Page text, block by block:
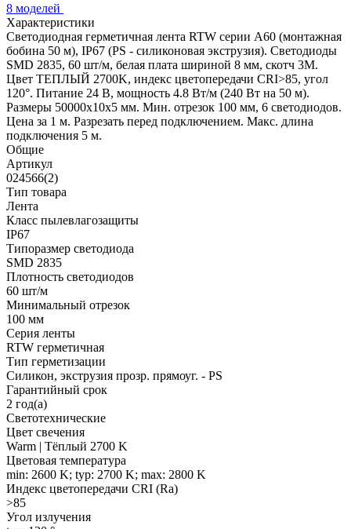
8 моделей
Характеристики
Светодиодная герметичная лента RTW серии A60 (монтажная
бобина 50 м), IP67 (PS - силиконовая экструзия). Светодиоды
SMD 2835, 60 шт/м, белая плата шириной 8 мм, скотч 3M.
Цвет ТЕПЛЫЙ 2700K, индекс цветопередачи CRI>85, угол
120°. Питание 24 В, мощность 4.8 Вт/м (240 Вт на 50 м).
Размеры 50000x10x5 мм. Мин. отрезок 100 мм, 6 светодиодов.
Цена за 1 м. Разрезать перед подключением. Макс. длина
подключения 5 м.
Общие
Артикул
024566(2)
Тип товара
Лента
Класс пылевлагозащиты
IP67
Типоразмер светодиода
SMD 2835
Плотность светодиодов
60 шт/м
Минимальный отрезок
100 мм
Серия ленты
RTW герметичная
Тип герметизации
Силикон, экструзия прозр. прямоуг. - PS
Гарантийный срок
2 год(а)
Светотехнические
Цвет свечения
Warm | Тёплый 2700 K
Цветовая температура
min: 2600 K; typ: 2700 K; max: 2800 K
Индекс цветопередачи CRI (Ra)
>85
Угол излучения